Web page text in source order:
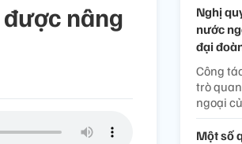
nâng
Nghị
nước
đại
Công
trò
ngoại
Một số